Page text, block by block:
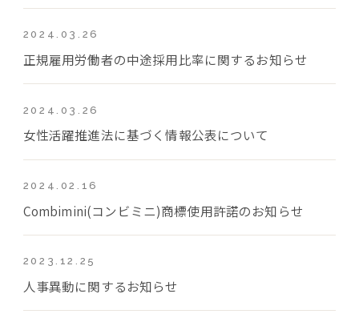
2024.03.26
正規雇用労働者の中途採用比率に関するお知らせ
2024.03.26
女性活躍推進法に基づく情報公表について
2024.02.16
Combimini(コンビミニ)商標使用許諾のお知らせ
2023.12.25
人事異動に関するお知らせ